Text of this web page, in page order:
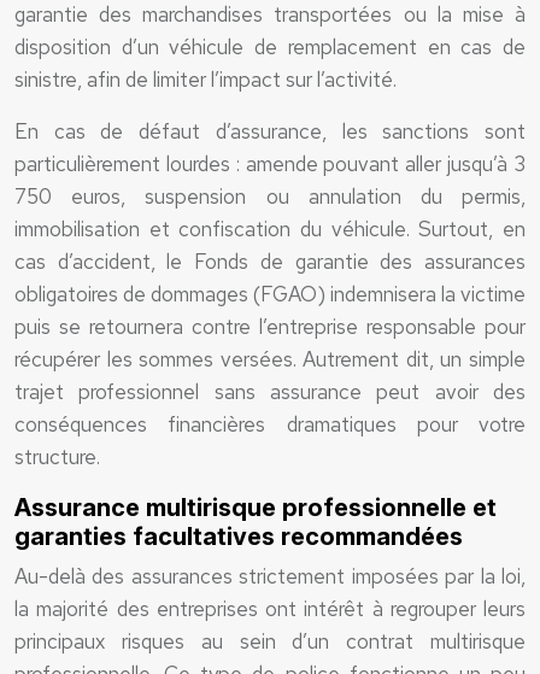
garantie des marchandises transportées ou la mise à
disposition d’un véhicule de remplacement en cas de
sinistre, afin de limiter l’impact sur l’activité.
En cas de défaut d’assurance, les sanctions sont
particulièrement lourdes : amende pouvant aller jusqu’à 3
750 euros, suspension ou annulation du permis,
immobilisation et confiscation du véhicule. Surtout, en
cas d’accident, le Fonds de garantie des assurances
obligatoires de dommages (FGAO) indemnisera la victime
puis se retournera contre l’entreprise responsable pour
récupérer les sommes versées. Autrement dit, un simple
trajet professionnel sans assurance peut avoir des
conséquences financières dramatiques pour votre
structure.
Assurance multirisque professionnelle et
garanties facultatives recommandées
Au-delà des assurances strictement imposées par la loi,
la majorité des entreprises ont intérêt à regrouper leurs
principaux risques au sein d’un contrat multirisque